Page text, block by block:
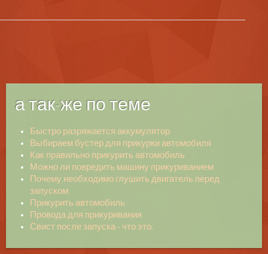
а так-же по теме
Быстро разряжается аккумулятор
Выбираем бустер для прикурки автомобиля
Как правильно прикурить автомобиль
Можно ли повредить машину прикуриванием
Почему необходимо глушить двигатель перед
запуском.
Прикурить автомобиль
Провода для прикуривания
Свист после запуска - что это.